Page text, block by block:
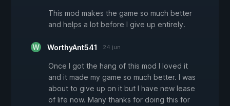
This mod makes the game so much better
and helps a lot before I give up entirely.
WorthyAnt541 24 jun
Once I got the hang of this mod I loved it
and it made my game so much better. I was
about to give up on it but I have new lease
of life now. Many thanks for doing this for